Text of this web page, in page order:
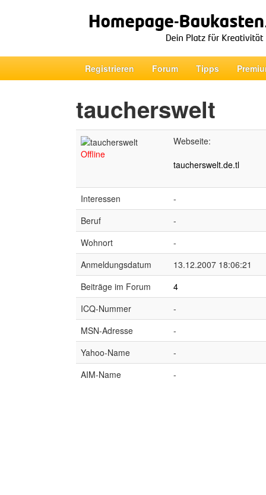
Registrieren Forum Tipps
taucherswelt
Offline
Webseite:
taucherswelt.de.tl
Interessen
-
Beruf
-
Wohnort
-
Anmeldungsdatum
13.12.2007 18:06:21
Beiträge im Forum
4
ICQ-Nummer
-
MSN-Adresse
-
Yahoo-Name
-
AIM-Name
-